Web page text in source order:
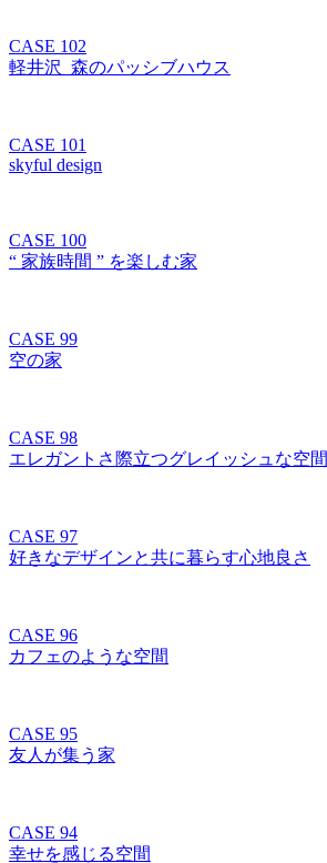
CASE 102
軽井沢_森のパッシブハウス
CASE 101
skyful design
CASE 100
“ 家族時間 ” を楽しむ家
CASE 99
空の家
CASE 98
エレガントさ際立つグレイッシュな空間
CASE 97
好きなデザインと共に暮らす心地良さ
CASE 96
カフェのような空間
CASE 95
友人が集う家
CASE 94
幸せを感じる空間